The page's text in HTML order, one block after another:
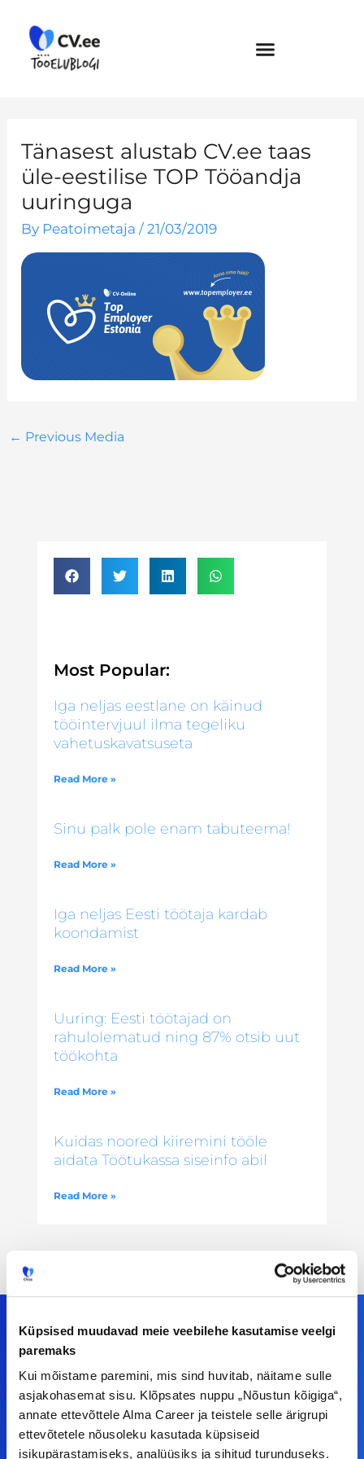
Küpsised muudavad meie veebilehe kasutamise veelgi
paremaks
Kui mõistame paremini, mis sind huvitab, näitame sulle
asjakohasemat sisu. Klõpsates nuppu „Nõustun kõigiga“,
annate ettevõttele Alma Career ja teistele selle ärigrupi
ettevõtetele nõusoleku kasutada küpsiseid
isikupärastamiseks, analüüsiks ja sihitud turunduseks.
content
Tänasest alustab CV.ee taas
üle-eestilise TOP Tööandja
uuringuga
By Peatoimetaja/21/03/2019
← Previous Media
Most Popular:
Iga neljas eestlane on käinud
tööintervjuul ilma tegeliku
vahetuskavatsuseta
Read More »
Sinu palk pole enam tabuteema!
Read More »
Iga neljas Eesti töötaja kardab
koondamist
Read More »
Uuring: Eesti töötajad on
rahulolematud ning 87% otsib uut
töökohta
Read More »
Kuidas noored kiiremini tööle
aidata Töötukassa siseinfo abil
Read More »
Meiega leiad!
Tööelublogi.ee lehelt leiad kõik vajaliku, et olla
kursis tööturu uudistega. Kui sul on
ettepanekuid erinevate teemade osas või soovid